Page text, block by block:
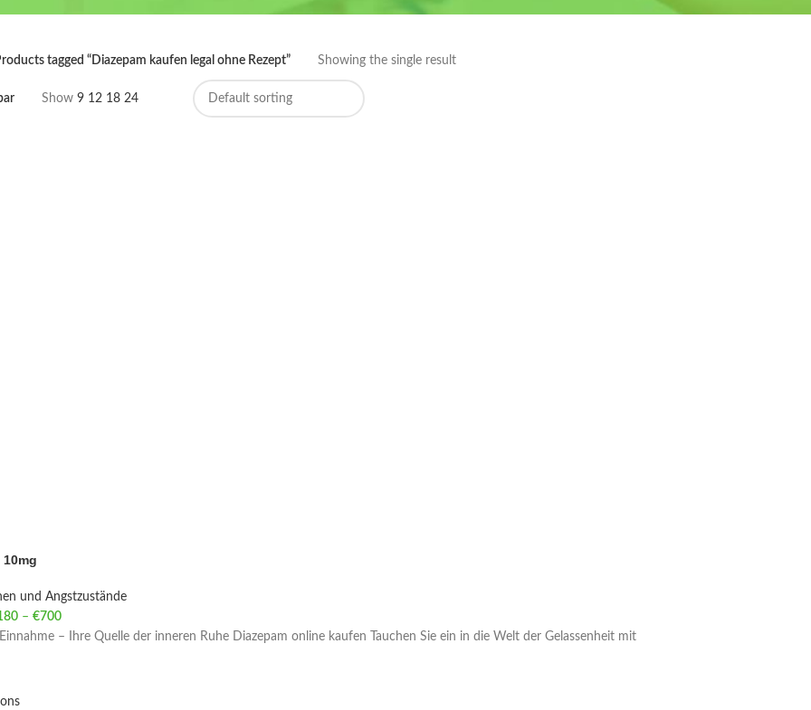
tagged “Diazepam kaufen legal ohne Rezept” Showing the single result
Show 9 12 18 24
10mg
und Angstzustände
– €700Price range: €180 through €700
– Ihre Quelle der inneren Ruhe Diazepam online kaufen Tauchen Sie ein in die Welt der Gelassenheit mit